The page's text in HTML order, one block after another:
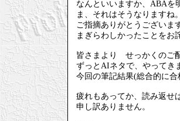
なんといいますか、ABAを
ま、それはそうなりますね。
ご指摘ありがとうございま
まぎらわしかったことをお
皆さまより せっかくのご
ずっとAIネタで、やってき
今回の筆記結果(総合的に
疲れもあってか、読み返せ
申し訳ありません。